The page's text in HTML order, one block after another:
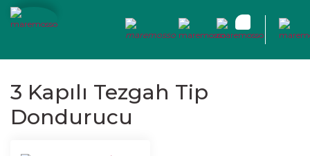
3 Kapılı Tezgah Tip
Dondurucu